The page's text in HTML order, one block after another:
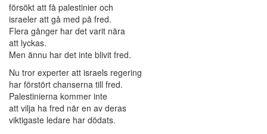
försökt att få palestinier och
israeler att gå med på fred.
Flera gånger har det varit nära
att lyckas.
Men ännu har det inte blivit fred.
Nu tror experter att israels regering
har förstört chanserna till fred.
Palestinierna kommer inte
att vilja ha fred när en av deras
viktigaste ledare har dödats.